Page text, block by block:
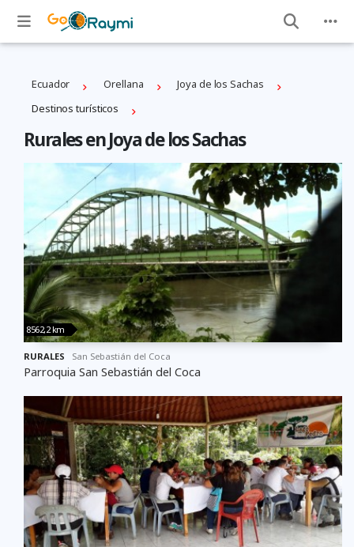
Ecuador Orellana
Joya de los Sachas
Destinos turísticos
Rurales en Joya de los Sachas
8562,2 km
RURALES San Sebastián del Coca
Parroquia San Sebastián del Coca